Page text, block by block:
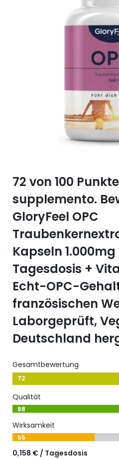
Selen (Se)
Silicium (Si)
Zink (Zn)
Vitamin B12
Vitamin C
Vitamin D
Vitamin E
Vitamin K
Vitamin Q
72 von 100
supplemento.
GloryFeel OPC
Kapseln
Tagesdosis +
Echt-OPC-
französischen
Laborgeprüft,
Deutschland
Gesamtbewertung
72
Qualität
88
Wirksamkeit
55
0,158 € / Tagesdosis